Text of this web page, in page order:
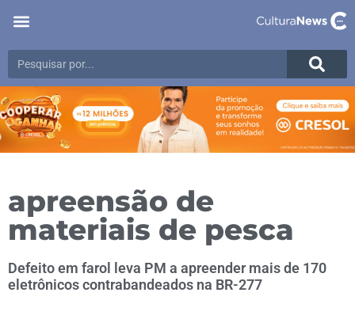
apreensão de
materiais de pesca
Defeito em farol leva PM a apreender mais de 170
eletrônicos contrabandeados na BR-277